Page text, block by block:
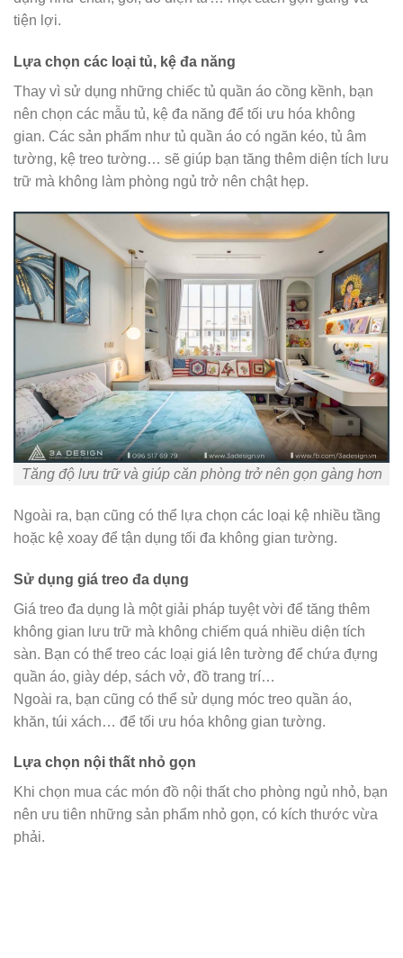
tiện lợi.
Lựa chọn các loại tủ, kệ đa năng
Thay vì sử dụng những chiếc tủ quần áo cồng kềnh, bạn
nên chọn các mẫu tủ, kệ đa năng để tối ưu hóa không
gian. Các sản phẩm như tủ quần áo có ngăn kéo, tủ âm
tường, kệ treo tường… sẽ giúp bạn tăng thêm diện tích lưu
trữ mà không làm phòng ngủ trở nên chật hẹp.
Tăng độ lưu trữ và giúp căn phòng trở nên gọn gàng hơn
Ngoài ra, bạn cũng có thể lựa chọn các loại kệ nhiều tầng
hoặc kệ xoay để tận dụng tối đa không gian tường.
Sử dụng giá treo đa dụng
Giá treo đa dụng là một giải pháp tuyệt vời để tăng thêm
không gian lưu trữ mà không chiếm quá nhiều diện tích
sàn. Bạn có thể treo các loại giá lên tường để chứa đựng
quần áo, giày dép, sách vở, đồ trang trí…
Ngoài ra, bạn cũng có thể sử dụng móc treo quần áo,
khăn, túi xách… để tối ưu hóa không gian tường.
Lựa chọn nội thất nhỏ gọn
Khi chọn mua các món đồ nội thất cho phòng ngủ nhỏ, bạn
nên ưu tiên những sản phẩm nhỏ gọn, có kích thước vừa
phải.